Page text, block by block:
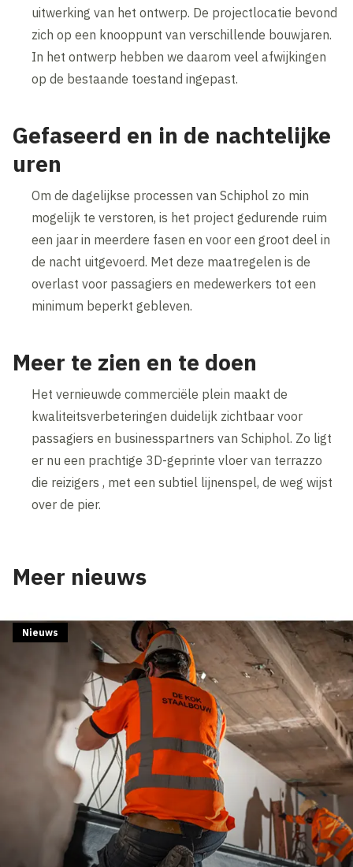
uitwerking van het ontwerp. De projectlocatie bevond
zich op een knooppunt van verschillende bouwjaren.
In het ontwerp hebben we daarom veel afwijkingen
op de bestaande toestand ingepast.
Gefaseerd en in de nachtelijke
uren
Om de dagelijkse processen van Schiphol zo min
mogelijk te verstoren, is het project gedurende ruim
een jaar in meerdere fasen en voor een groot deel in
de nacht uitgevoerd. Met deze maatregelen is de
overlast voor passagiers en medewerkers tot een
minimum beperkt gebleven.
Meer te zien en te doen
Het vernieuwde commerciële plein maakt de
kwaliteitsverbeteringen duidelijk zichtbaar voor
passagiers en businesspartners van Schiphol. Zo ligt
er nu een prachtige 3D-geprinte vloer van terrazzo
die reizigers , met een subtiel lijnenspel, de weg wijst
over de pier.
Meer nieuws
Nieuws